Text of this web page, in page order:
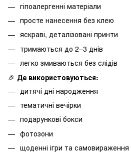
гіпоалергенні матеріали
просте нанесення без клею
яскраві, деталізовані принти
тримаються до 2–3 днів
легко змиваються без слідів
🎉 Де використовуються:
дитячі дні народження
тематичні вечірки
подарункові бокси
фотозони
щоденні ігри та самовираження